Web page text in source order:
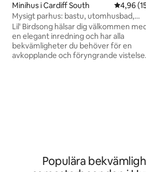
Minihus i Cardiff South 4,96 av
4,96
Mysigt parhus: bastu, utomhusbad,
eldstad
Lil' Birdsong hälsar dig välkommen
en elegant inredning och har alla
bekvämligheter du behöver för en
avkopplande och föryngrande vistelse.
solnedgången.Populära